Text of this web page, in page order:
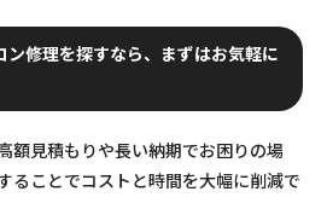
ン修理を探すなら、まずはお気軽に
額見積もりや長い納期でお困りの場
ることでコストと時間を大幅に削減で